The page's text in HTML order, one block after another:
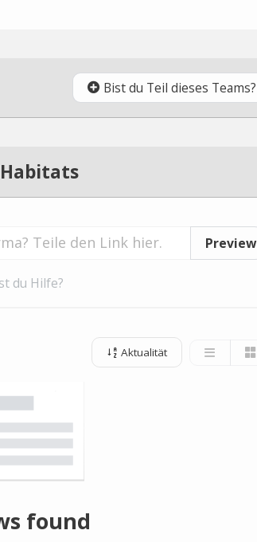
Bist du Teil dieses Teams?
Preview
du Hilfe?
Aktualität
found